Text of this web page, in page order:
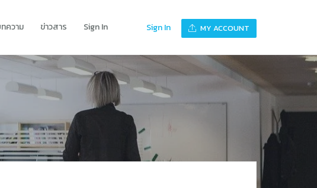
ความ ข่าวสาร Sign In Sign In MY ACCOUNT